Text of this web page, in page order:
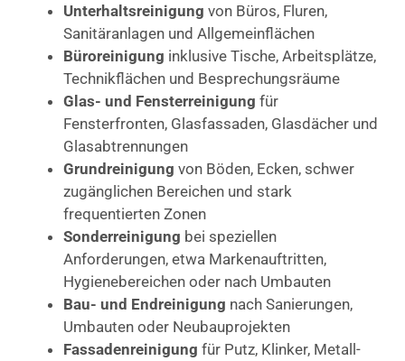
Unterhaltsreinigung von Büros, Fluren,
Sanitäranlagen und Allgemeinflächen
Büroreinigung inklusive Tische, Arbeitsplätze,
Technikflächen und Besprechungsräume
Glas- und Fensterreinigung für
Fensterfronten, Glasfassaden, Glasdächer und
Glasabtrennungen
Grundreinigung von Böden, Ecken, schwer
zugänglichen Bereichen und stark
frequentierten Zonen
Sonderreinigung bei speziellen
Anforderungen, etwa Markenauftritten,
Hygienebereichen oder nach Umbauten
Bau- und Endreinigung nach Sanierungen,
Umbauten oder Neubauprojekten
Fassadenreinigung für Putz, Klinker, Metall-